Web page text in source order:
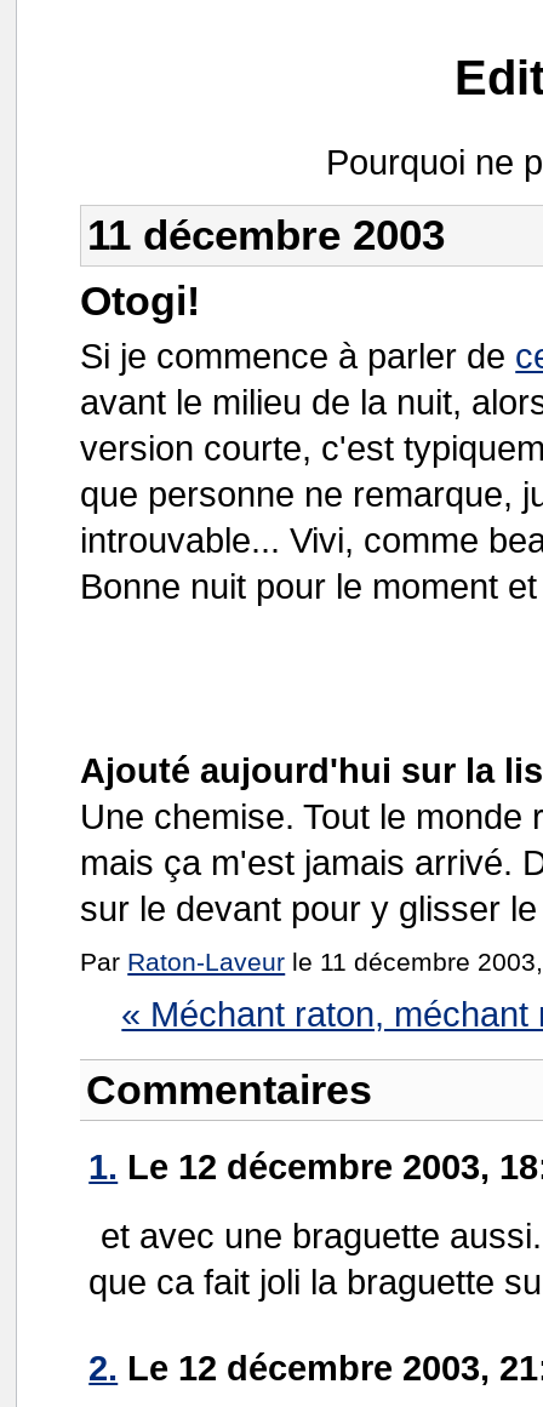
Pourquoi ne
11 décembre 2003
Otogi!
Si je commence à parler de
avant le milieu de la nuit,
version courte, c'est
que personne ne remarque,
introuvable... Vivi, comme
Bonne nuit pour le moment
Ajouté aujourd'hui sur la
Une chemise. Tout le
mais ça m'est jamais arrivé.
sur le devant pour y glisser
Par Raton-Laveur le 11 décembre
« Méchant raton, méchant
Commentaires
1. Le 12 décembre 2003,
et avec une braguette
que ca fait joli la braguette
2. Le 12 décembre 2003,